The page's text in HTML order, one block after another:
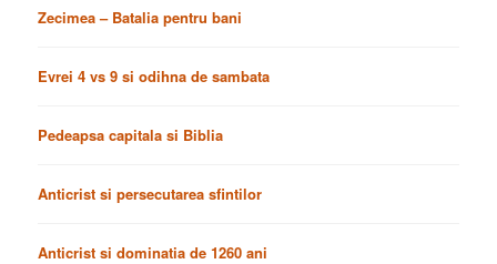
Zecimea – Batalia pentru bani
Evrei 4 vs 9 si odihna de sambata
Pedeapsa capitala si Biblia
Anticrist si persecutarea sfintilor
Anticrist si dominatia de 1260 ani